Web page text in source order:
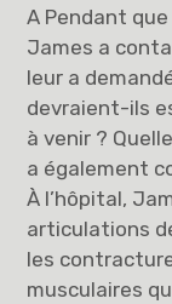
A Pendant
James a
leur a
devraient-ils
à venir ?
a également
À l’hôpital,
articulations
les
musculaires